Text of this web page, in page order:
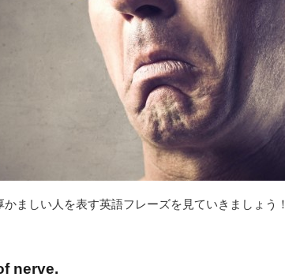
かましい人を表す英語フレーズを見ていきましょう！
nerve.